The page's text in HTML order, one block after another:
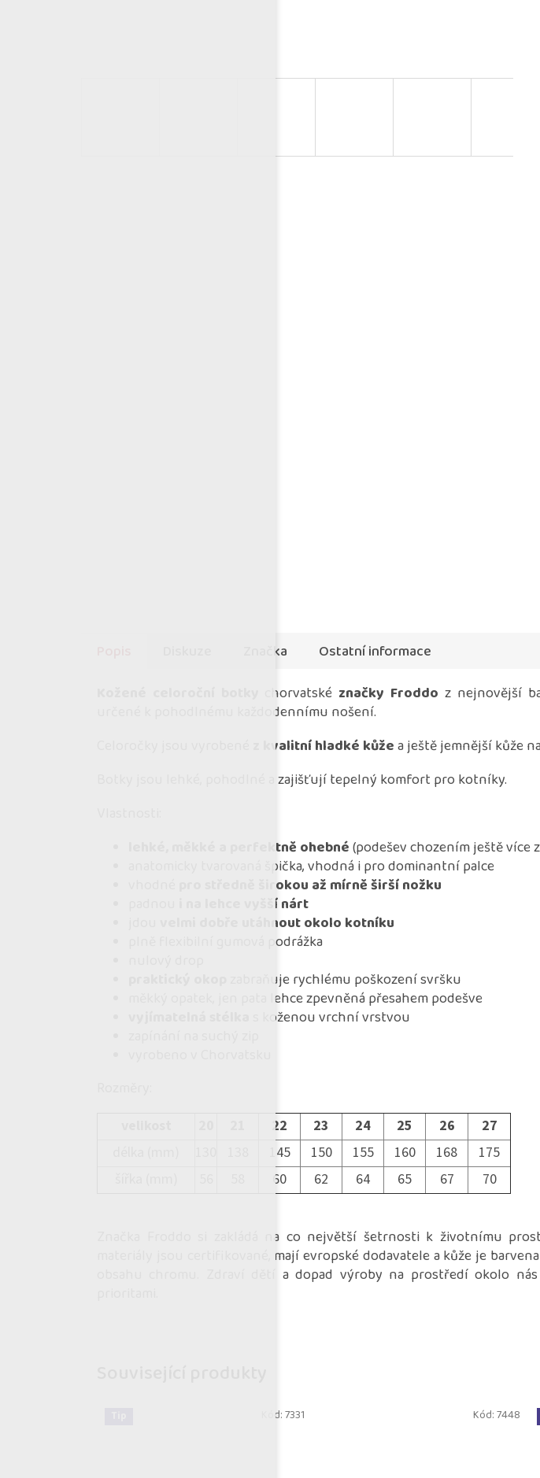
Kód:7331 Kód:7448
Značka
Ostatní informace
chorvatské značky Froddo z nejnovější
určené k pohodlnému každodennímu nošení.
z kvalitní hladké kůžea ještě jemnější kůže
Botky jsou lehké, pohodlné a zajišťují tepelný komfort pro kotníky.
lehké, měkké a perfektně ohebné(podešev chozením ještě více
anatomicky tvarovaná špička, vhodná i pro dominantní palce
pro středně širokou až mírně širší nožku
i na lehce vyšší nárt
velmi dobře utáhnout okolo kotníku
plně flexibilní gumová podrážka
zabraňuje rychlému poškození svršku
měkký opatek, jen pata lehce zpevněná přesahem podešve
s koženou vrchní vrstvou
22 23 24 25 26
27
145 150 155 160 168
175
60 62 64 65 67 70
Značka Froddo si zakládá na co největší šetrnosti k životnímu
materiály jsou certifikované, mají evropské dodavatele a kůže je
obsahu chromu. Zdraví dětí a dopad výroby na prostředí okolo